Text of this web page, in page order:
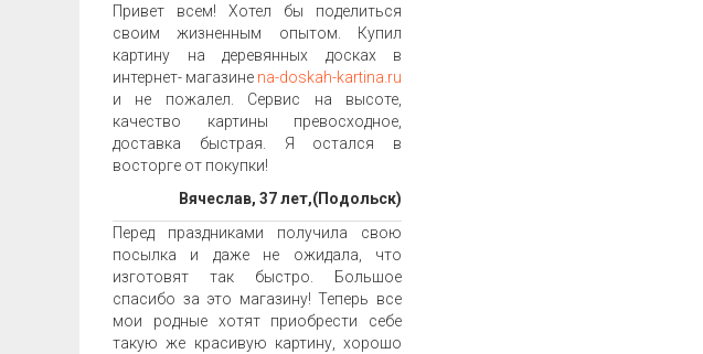
Привет всем! Хотел бы поделиться
своим жизненным опытом. Купил
картину на деревянных досках в
интернет- магазине na-doskah-kartina.ru
и не пожалел. Сервис на высоте,
качество картины превосходное,
доставка быстрая. Я остался в
восторге от покупки!
Вячеслав, 37 лет,(Подольск)
Перед праздниками получила свою
посылка и даже не ожидала, что
изготовят так быстро. Большое
спасибо за это магазину! Теперь все
мои родные хотят приобрести себе
такую же красивую картину, хорошо